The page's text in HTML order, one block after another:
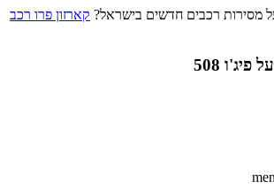
מסירות רכבים חדשים בישראל? קארזון פרו רכב
פיג'ו 508